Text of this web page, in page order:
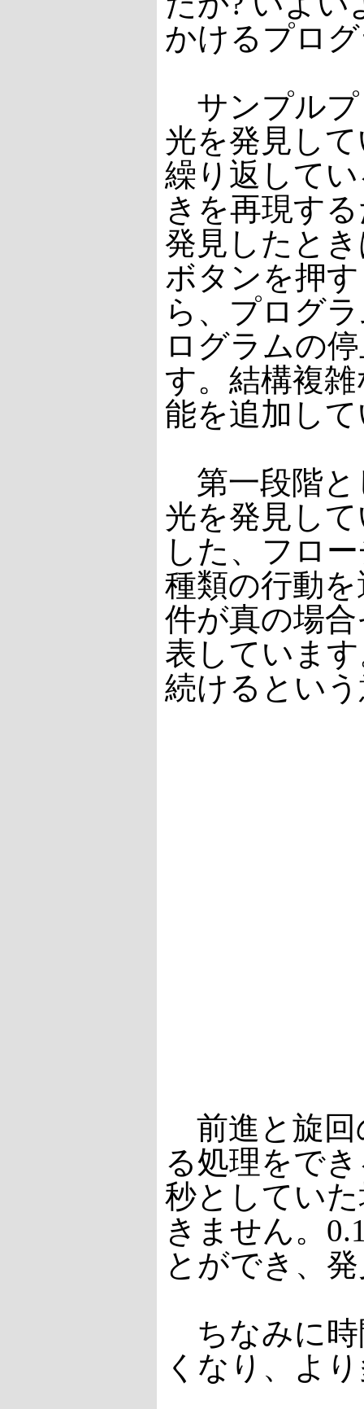
かけるプロ
サンプルプ
光を発見し
繰り返して
きを再現す
発見したと
ボタンを押
ら、プログ
ログラムの
す。結構複
能を追加し
第一段階と
光を発見し
した、フロ
種類の行動
件が真の場
表していま
続けるとい
前進と旋回
る処理をで
秒としてい
きません。
とができ、
ちなみに時
くなり、よ